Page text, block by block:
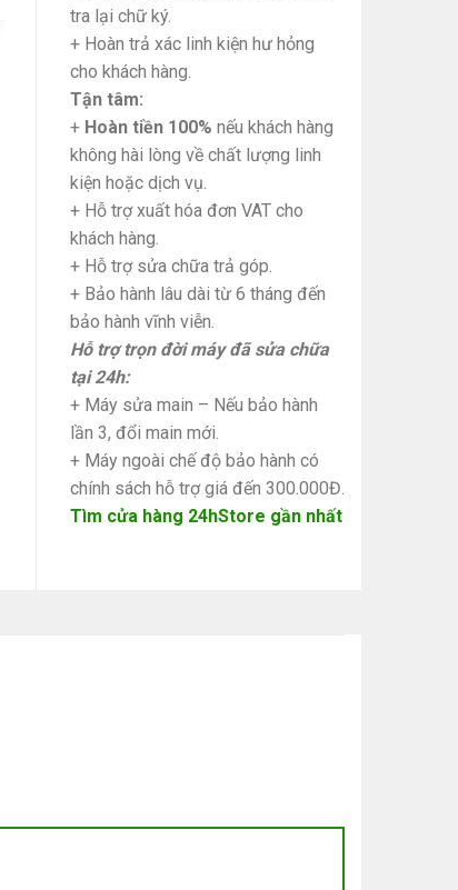
tra lại chữ ký.
+ Hoàn trả xác linh kiện hư hỏng
cho khách hàng.
Tận tâm:
+ Hoàn tiền 100% nếu khách hàng
không hài lòng về chất lượng linh
kiện hoặc dịch vụ.
+ Hỗ trợ xuất hóa đơn VAT cho
khách hàng.
+ Hỗ trợ sửa chữa trả góp.
+ Bảo hành lâu dài từ 6 tháng đến
bảo hành vĩnh viễn.
Hỗ trợ trọn đời máy đã sửa chữa
tại 24h:
+ Máy sửa main – Nếu bảo hành
lần 3, đổi main mới.
+ Máy ngoài chế độ bảo hành có
chính sách hỗ trợ giá đến 300.000Đ.
Tìm cửa hàng 24hStore gần nhất